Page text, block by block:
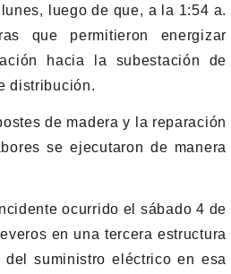
luego de que, a la 1:54 a.
que permitieron energizar
hacia la subestación de
distribución.
de madera y la reparación
se ejecutaron de manera
ocurrido el sábado 4 de
en una tercera estructura
suministro eléctrico en esa